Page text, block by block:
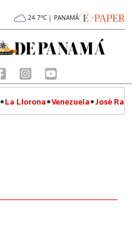
24.7°C | PANAMÁ
La Llorona Venezuela José